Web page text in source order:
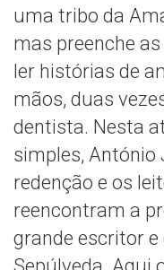
uma tribo da
mas preenche
ler histórias de
mãos, duas
dentista. Nesta
simples, António
redenção e os
reencontram a
grande escritor